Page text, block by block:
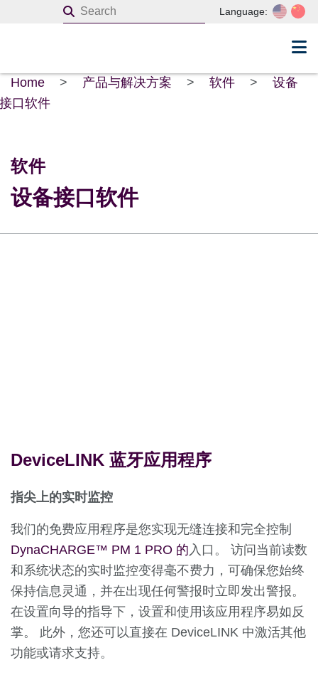
Language:
Home > 产品与解决方案 > 软件 >
设备
接口软件
软件
设备接口软件
DeviceLINK 蓝牙应用程序
指尖上的实时监控
我们的免费应用程序是您实现无缝连接和完全控制
DynaCHARGE™ PM 1 PRO 的 入口。 访问当前读数
和系统状态的实时监控变得毫不费力，可确保您始终
保持信息灵通，并在出现任何警报时立即发出警报。
在设置向导的指导下，设置和使用该应用程序易如反
掌。 此外，您还可以直接在 DeviceLINK 中激活其他
功能或请求支持。